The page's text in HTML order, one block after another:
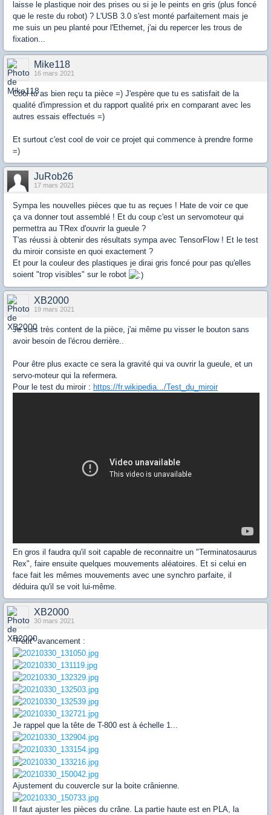
laisse le plastique noir des prises ou si je le peints en gris (plus foncé
que le reste du robot) ? L'USB 3.0 s'est monté parfaitement mais je
me suis un peu planté pour l'Ethernet, j'ai du repercer les trous de
fixation...
Mike118
16 mars 2021
Cool tu as bien reçu ta pièce =) J'espère que tu es satisfait de la
qualité d'impression et du rapport qualité prix en comparant avec les
autres essais effectués =)
Et surtout c'est cool de voir ce projet qui commence à prendre forme
=)
JuRob26
17 mars 2021
Sympa les nouvelles pièces que tu as reçues ! Hate de voir ce que
ça va donner tout assemblé ! Et du coup c'est un servomoteur qui
permettra au TRex d'ouvrir la gueule ?
T'as réussi à obtenir des résultats sympa avec TensorFlow ! Et le test
du miroir consiste en quoi exactement ?
Et pour la couleur des plastiques je dirai gris foncé pour pas qu'elles
soient "trop visibles" sur le robot
XB2000
19 mars 2021
Je suis très content de la pièce, j'ai même pu visser le bouton sans
avoir besoin de l'écrou derrière..
Pour être plus exacte ce sera la gravité qui va ouvrir la gueule, et un
servo-moteur qui la refermera.
Pour le test du miroir : https://fr.wikipedia.../Test_du_miroir
En gros il faudra qu'il soit capable de reconnaitre un "Terminatosaurus
Rex", faire ensuite quelques mouvements aléatoires. Et si celui en
face fait les mêmes mouvements avec une synchro parfaite, il
déduira qu'il se voit lui-même.
XB2000
30 mars 2021
"Petit" avancement :
Je rappel que la tête de T-800 est à échelle 1...
Ajustement du couvercle sur la boite crânienne.
Il faut ajuster les pièces du crâne. La partie haute est en PLA, la